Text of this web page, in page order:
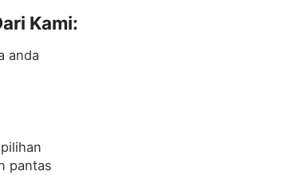
Kami:
anda
pantas